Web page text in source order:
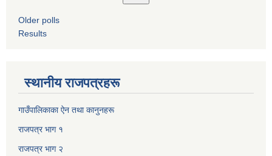
Older polls
Results
स्थानीय राजपत्रहरू
गाउँपालिकाका ऐन तथा कानुनहरू
राजपत्र भाग १
राजपत्र भाग २